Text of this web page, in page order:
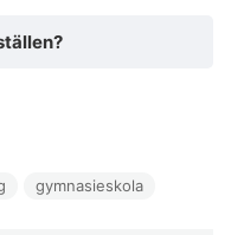
gymnasieskola